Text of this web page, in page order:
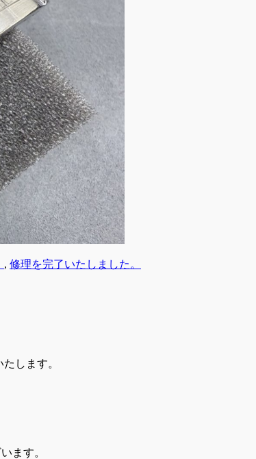
, 修理を完了いたしました。
します。
ます。